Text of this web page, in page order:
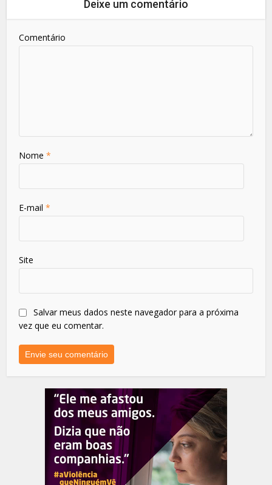
Deixe um comentário
Comentário
Nome*
E-mail*
Site
Salvar meus dados neste navegador para a próxima
vez que eu comentar.